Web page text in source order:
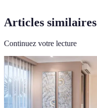
Articles similaires
Continuez votre lecture